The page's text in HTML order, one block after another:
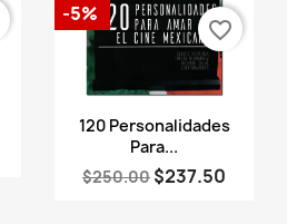
Vista rápida
120 Personalidades
Para...
$250.00 $237.50
-5%
favorite_border